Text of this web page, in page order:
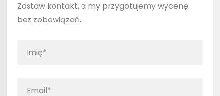
Zostaw kontakt, a my przygotujemy wycenę
bez zobowiązań.